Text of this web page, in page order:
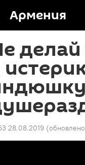
Армения
28.08.2019